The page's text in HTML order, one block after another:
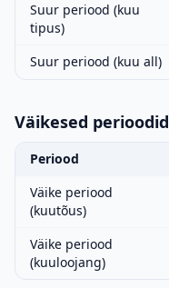
Suur periood (kuu
tipus)
Suur periood (kuu all)
Väikesed perioodid
Periood
Väike periood
(kuutõus)
Väike periood
(kuuloojang)